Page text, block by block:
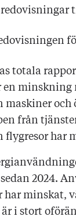
totala
en minskning
maskiner och
från
flygresor har
2024.
minskat,
är i stort